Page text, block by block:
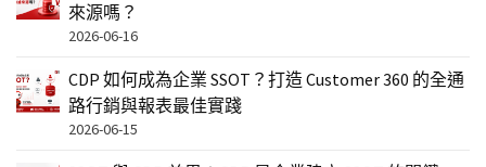
來源嗎？
2026-06-16
CDP 如何成為企業 SSOT？打造 Customer 360 的全通
路行銷與報表最佳實踐
2026-06-15